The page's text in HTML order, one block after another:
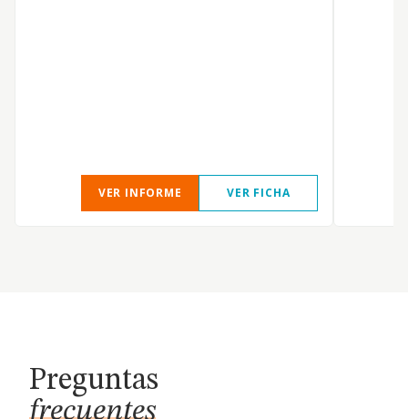
VER INFORME VER FICHA
Preguntas
frecuentes